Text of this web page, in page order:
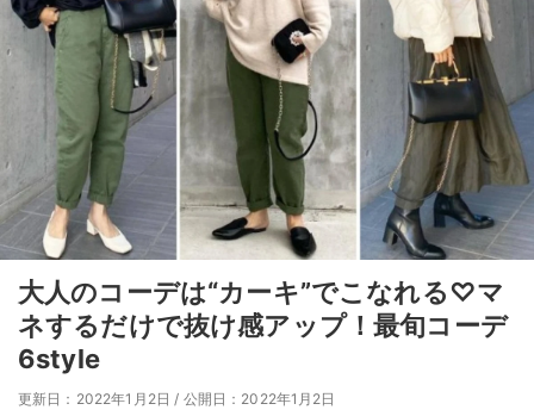
大人のコーデは“カーキ”でこなれる♡マ
ネするだけで抜け感アップ！最旬コーデ
6style
更新日：2022年1月2日 / 公開日：2022年1月2日